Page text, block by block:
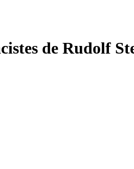
de Rudolf